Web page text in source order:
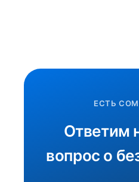
ЕСТЬ
Ответим
вопрос о